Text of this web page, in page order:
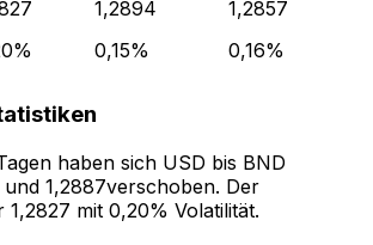
1,2894
1,2857
0,15% 0,16%
haben sich USD bis BND
1,2887verschoben. Der
mit 0,20% Volatilität.